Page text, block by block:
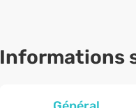
Informations